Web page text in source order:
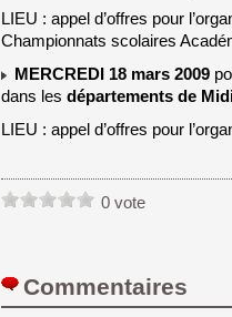
LIEU : appel d’offres pour
Championnats scolaires
MERCREDI 18 mars 2009
dans les départements de
LIEU : appel d’offres pour
0 vote
Commentaires